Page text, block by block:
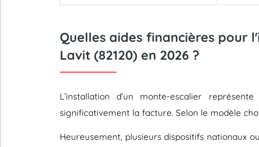
Quelles aides financières pour
Lavit (82120) en 2026 ?
L’installation d’un monte-escalier
significativement la facture. Selon le modèle
Heureusement, plusieurs dispositifs nationaux